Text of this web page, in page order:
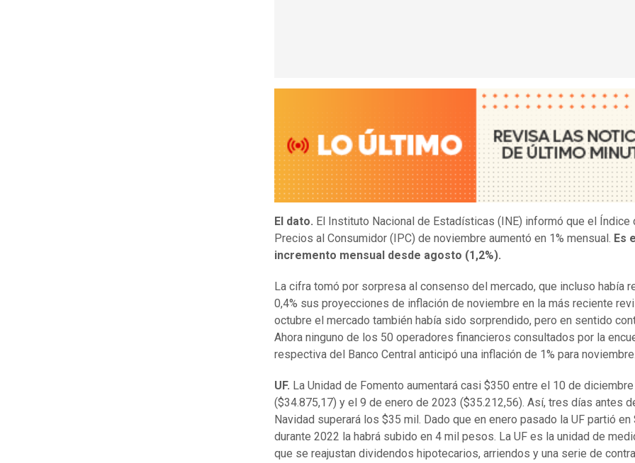
El dato. El Instituto Nacional de Estadísticas (INE) informó que el Índice
Precios al Consumidor (IPC) de noviembre aumentó en 1% mensual. Es
incremento mensual desde agosto (1,2%).
La cifra tomó por sorpresa al consenso del mercado, que incluso había
0,4% sus proyecciones de inflación de noviembre en la más reciente
octubre el mercado también había sido sorprendido, pero en sentido
Ahora ninguno de los 50 operadores financieros consultados por la
respectiva del Banco Central anticipó una inflación de 1% para
UF. La Unidad de Fomento aumentará casi $350 entre el 10 de
($34.875,17) y el 9 de enero de 2023 ($35.212,56). Así, tres días antes
Navidad superará los $35 mil. Dado que en enero pasado la UF partió en
durante 2022 la habrá subido en 4 mil pesos. La UF es la unidad de
que se reajustan dividendos hipotecarios, arriendos y una serie de